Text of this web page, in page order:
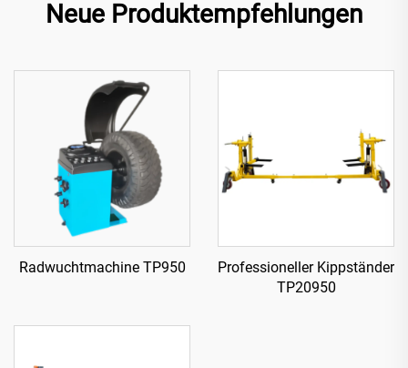
Neue Produktempfehlungen
Radwuchtmachine TP950
Professioneller Kippständer
TP20950